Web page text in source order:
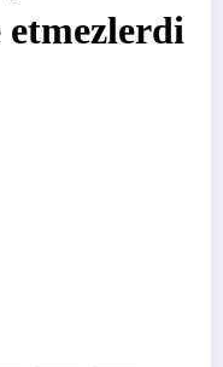
etmezlerdi